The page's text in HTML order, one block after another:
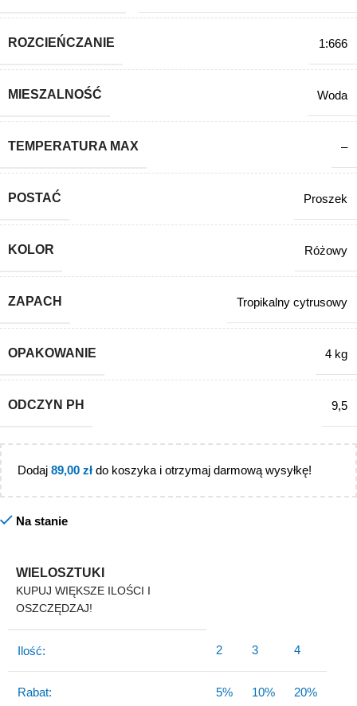
ROZCIEŃCZANIE 1:666
MIESZALNOŚĆ Woda
TEMPERATURA MAX –
POSTAĆ Proszek
KOLOR Różowy
ZAPACH Tropikalny cytrusowy
OPAKOWANIE 4 kg
ODCZYN PH 9,5
Dodaj 89,00 zł do koszyka i otrzymaj darmową wysyłkę!
Na stanie
WIELOSZTUKI
KUPUJ WIĘKSZE ILOŚCI I
OSZCZĘDZAJ!
Ilość: 2 3 4
Rabat: 5% 10% 20%